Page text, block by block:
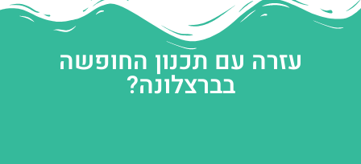
עזרה עם תכנון החופשה
בברצלונה?